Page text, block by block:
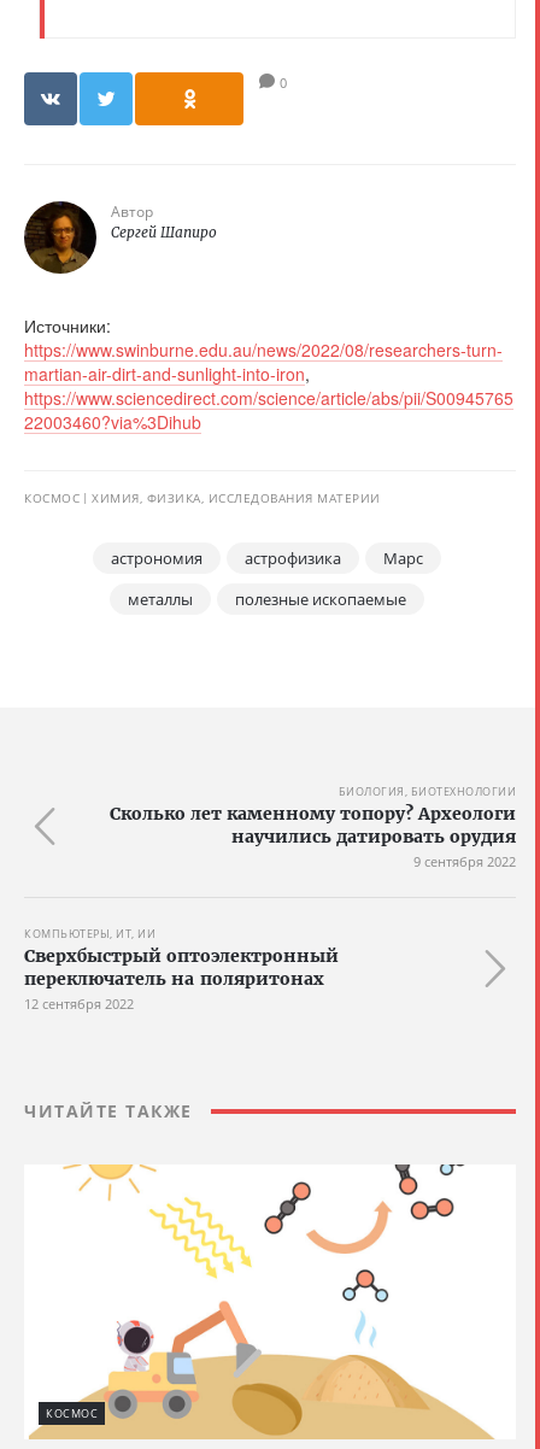
0
Автор
Сергей Шапиро
Источники:
https://www.swinburne.edu.au/news/2022/08/researchers-turn-
martian-air-dirt-and-sunlight-into-iron,
https://www.sciencedirect.com/science/article/abs/pii/S00945765
22003460?via%3Dihub
КОСМОС ХИМИЯ, ФИЗИКА, ИССЛЕДОВАНИЯ МАТЕРИИ
астрономия астрофизика
Марс
металлы
полезные ископаемые
БИОЛОГИЯ, БИОТЕХНОЛОГИИ
Сколько лет каменному топору? Археологи
научились датировать орудия
9 сентября 2022
КОМПЬЮТЕРЫ, ИТ, ИИ
Сверхбыстрый оптоэлектронный
переключатель на поляритонах
12 сентября 2022
ЧИТАЙТЕ ТАКЖЕ
КОСМОС